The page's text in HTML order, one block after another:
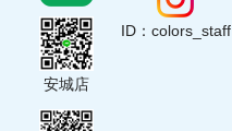
安城店
ID：colors_staff